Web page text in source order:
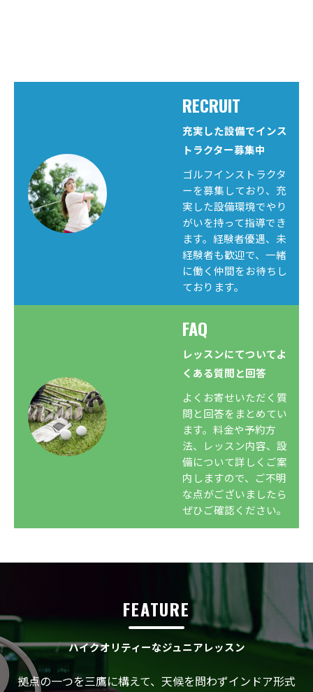
RECRUIT
充実した設備でインス
トラクター募集中
ゴルフインストラクタ
ーを募集しており、充
実した設備環境でやり
がいを持って指導でき
ます。経験者優遇、未
経験者も歓迎で、一緒
に働く仲間をお待ちし
ております。
FAQ
レッスンにてついてよ
くある質問と回答
よくお寄せいただく質
問と回答をまとめてい
ます。料金や予約方
法、レッスン内容、設
備について詳しくご案
内しますので、ご不明
な点がございましたら
ぜひご確認ください。
ハイクオリティーなジュニアレッスン
FEATURE
拠点の一つを三鷹に構えて、天候を問わずインドア形式